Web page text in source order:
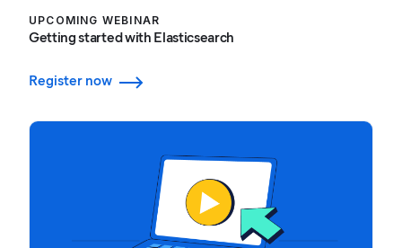
UPCOMING WEBINAR
Getting started with Elasticsearch
Register now